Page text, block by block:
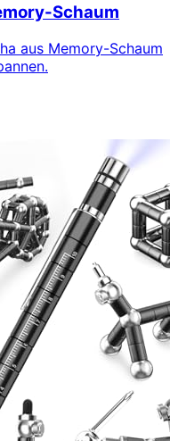
Schaum
aus Memory-Schaum